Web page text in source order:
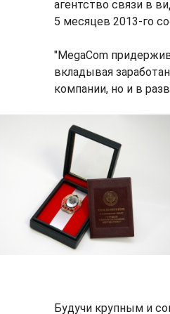
агентство связи в
5 месяцев 2013-го
"MegaCom
вкладывая
компании, но и в
Будучи крупным и